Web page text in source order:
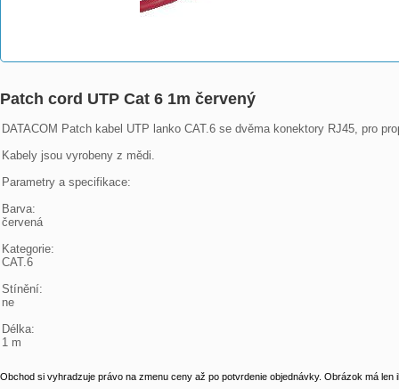
Patch cord UTP Cat 6 1m červený
DATACOM Patch kabel UTP lanko CAT.6 se dvěma konektory RJ45, pro
Kabely jsou vyrobeny z mědi.
Parametry a specifikace:
Barva:
červená
Kategorie:
CAT.6
Stínění:
ne
Délka:
1 m
Obchod si vyhradzuje právo na zmenu ceny až po potvrdenie objednávky. Obrázok má len